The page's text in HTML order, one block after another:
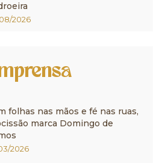
2026
folhas nas mãos e fé nas ruas,
marca Domingo de
2026